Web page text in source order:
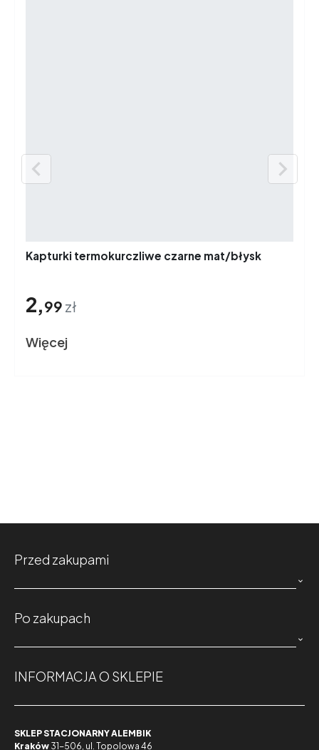
Kapturki termokurczliwe czarne mat/błysk
2,99 zł
Więcej
 
Przed zakupami

Po zakupach

INFORMACJA O SKLEPIE
SKLEP STACJONARNY ALEMBIK
Kraków 31-506, ul. Topolowa 46